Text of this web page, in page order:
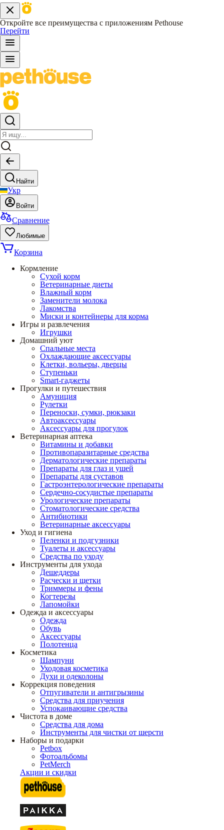
Откройте все преимущества с приложениям Pethouse
Перейти
Найти
Укр
Войти
Сравнение
Любимые
Корзина
Кормление
Сухой корм
Ветеринарные диеты
Влажный корм
Заменители молока
Лакомства
Миски и контейнеры для корма
Игры и развлечения
Игрушки
Домашний уют
Спальные места
Охлаждающие аксессуары
Клетки, вольеры, дверцы
Ступеньки
Smart-гаджеты
Прогулки и путешествия
Амуниция
Рулетки
Переноски, сумки, рюкзаки
Автоаксессуары
Аксессуары для прогулок
Ветеринарная аптека
Витамины и добавки
Противопаразитарные средства
Дерматологические препараты
Препараты для глаз и ушей
Препараты для суставов
Гастроэнтерологические препараты
Сердечно-сосудистые препараты
Урологические препараты
Стоматологические средства
Антибиотики
Ветеринарные аксессуары
Уход и гигиена
Пеленки и подгузники
Туалеты и аксессуары
Средства по уходу
Инструменты для ухода
Дешеддеры
Расчески и щетки
Триммеры и фены
Когтерезы
Лапомойки
Одежда и аксессуары
Одежда
Обувь
Аксессуары
Полотенца
Косметика
Шампуни
Уходовая косметика
Духи и одеколоны
Коррекция поведения
Отпугиватели и антигрызины
Средства для приучения
Успокаивающие средства
Чистота в доме
Средства для дома
Инструменты для чистки от шерсти
Наборы и подарки
Petbox
Фотоальбомы
PetMerch
Акции и скидки